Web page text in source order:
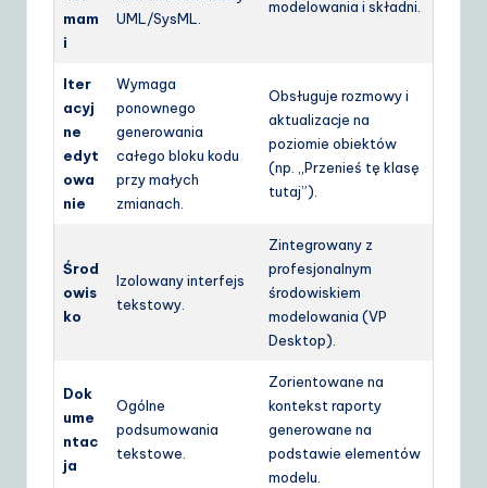
mam
i
UML/SysML.
modelowania i składni.
Iter
acyj
ne
edyt
owa
nie
Wymaga
ponownego
generowania
całego bloku kodu
przy małych
zmianach.
Obsługuje rozmowy i
aktualizacje na
poziomie obiektów
(np. „Przenieś tę klasę
tutaj”).
Środ
owis
ko
Izolowany interfejs
tekstowy.
Zintegrowany z
profesjonalnym
środowiskiem
modelowania (VP
Desktop).
Dok
ume
ntac
ja
Ogólne
podsumowania
tekstowe.
Zorientowane na
kontekst raporty
generowane na
podstawie elementów
modelu.